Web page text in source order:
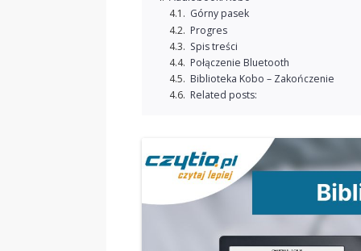
Górny pasek
Progres
Spis treści
Połączenie Bluetooth
Biblioteka Kobo – Zakończenie
Related posts: